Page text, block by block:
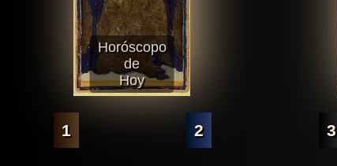
Horóscopo
de
Hoy
1 2 3